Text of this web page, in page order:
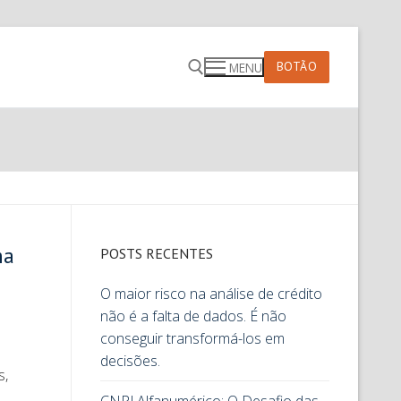
MENU BOTÃO
POSTS RECENTES
O maior risco na análise de crédito
não é a falta de dados. É não
conseguir transformá-los em
decisões.